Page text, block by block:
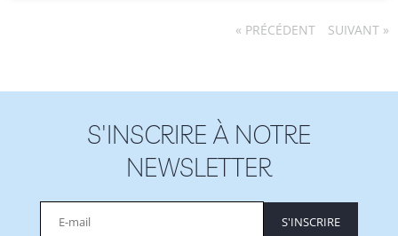
« PRÉCÉDENT SUIVANT »
S'INSCRIRE À NOTRE
NEWSLETTER